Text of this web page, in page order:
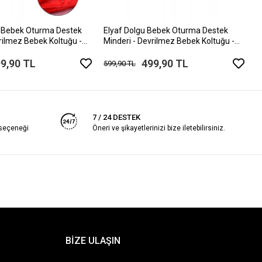
Oturma Destek
Bebek Koltuğu -
TL
Elyaf Dolgu Bebek Oturma Destek
Minderi - Devrilmez Bebek Koltuğu -
599,90 TL 499,90 TL
7 / 24 DESTEK
Öneri ve şikayetlerinizi bize iletebilirsiniz.
BİZE ULAŞIN